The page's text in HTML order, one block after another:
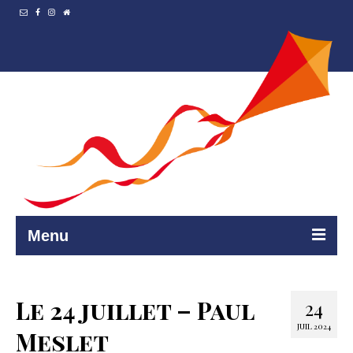
Menu
Resto et…
Programmation
24
JUIL 2024
Le 24 juillet – Paul
Meslet